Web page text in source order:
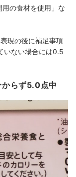
の食材を使用」な
現の後に補足事項
いない場合には0.5
からず5.0点中